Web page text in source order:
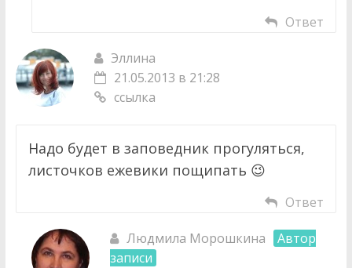
Ответ
Эллина
21.05.2013 в 21:28
ссылка
Надо будет в заповедник прогуляться,
листочков ежевики пощипать 😉
Ответ
Людмила Морошкина
Автор
записи